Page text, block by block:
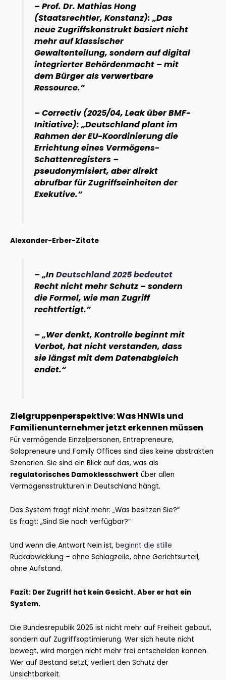
– Prof. Dr. Mathias Hong
(Staatsrechtler, Konstanz): „Das
neue Zugriffskonstrukt basiert nicht
mehr auf klassischer
Gewaltenteilung, sondern auf digital
integrierter Behördenmacht – mit
dem Bürger als verwertbare
Ressource.“
– Correctiv (2025/04, Leak über BMF-
Initiative): „Deutschland plant im
Rahmen der EU-Koordinierung die
Errichtung eines Vermögens-
Schattenregisters –
pseudonymisiert, aber direkt
abrufbar für Zugriffseinheiten der
Exekutive.“
Alexander-Erber-Zitate
– „In Deutschland 2025 bedeutet
Recht nicht mehr Schutz – sondern
die Formel, wie man Zugriff
rechtfertigt.“
– „Wer denkt, Kontrolle beginnt mit
Verbot, hat nicht verstanden, dass
sie längst mit dem Datenabgleich
endet.“
Zielgruppenperspektive: Was HNWIs und
Familienunternehmer jetzt erkennen müssen
Für vermögende Einzelpersonen, Entrepreneure,
Solopreneure und Family Offices sind dies keine abstrakten
Szenarien. Sie sind ein Blick auf das, was als
regulatorisches Damoklesschwert über allen
Vermögensstrukturen in Deutschland hängt.
Das System fragt nicht mehr: „Was besitzen Sie?“
Es fragt: „Sind Sie noch verfügbar?“
Und wenn die Antwort Nein ist, beginnt die stille
Rückabwicklung – ohne Schlagzeile, ohne Gerichtsurteil,
ohne Aufstand.
Fazit: Der Zugriff hat kein Gesicht. Aber er hat ein
System.
Die Bundesrepublik 2025 ist nicht mehr auf Freiheit gebaut,
sondern auf Zugriffsoptimierung. Wer sich heute nicht
bewegt, wird morgen nicht mehr frei entscheiden können.
Wer auf Bestand setzt, verliert den Schutz der
Unsichtbarkeit.